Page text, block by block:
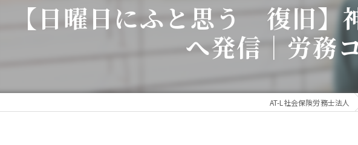
【日曜日にふと思う 復旧】
へ発信｜労務
AT-L社会保険労務士法人